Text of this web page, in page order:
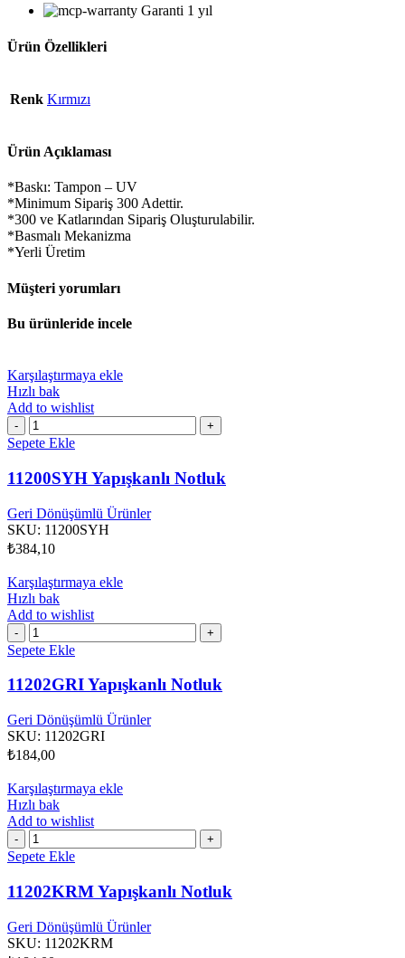
Garanti 1 yıl
Ürün Özellikleri
Renk Kırmızı
Ürün Açıklaması
*Baskı: Tampon – UV
*Minimum Sipariş 300 Adettir.
*300 ve Katlarından Sipariş Oluşturulabilir.
*Basmalı Mekanizma
*Yerli Üretim
Müşteri yorumları
Bu ürünleride incele
Karşılaştırmaya ekle
Hızlı bak
Add to wishlist
11200SYH
Yapışkanlı
adet
Sepete Ekle
11200SYH Yapışkanlı Notluk
Geri Dönüşümlü Ürünler
SKU: 11200SYH
₺384,10
Karşılaştırmaya ekle
Hızlı bak
Add to wishlist
11202GRI
Yapışkanlı
adet
Sepete Ekle
11202GRI Yapışkanlı Notluk
Geri Dönüşümlü Ürünler
SKU: 11202GRI
₺184,00
Karşılaştırmaya ekle
Hızlı bak
Add to wishlist
11202KRM
Yapışkanlı
adet
Sepete Ekle
11202KRM Yapışkanlı Notluk
Geri Dönüşümlü Ürünler
SKU: 11202KRM